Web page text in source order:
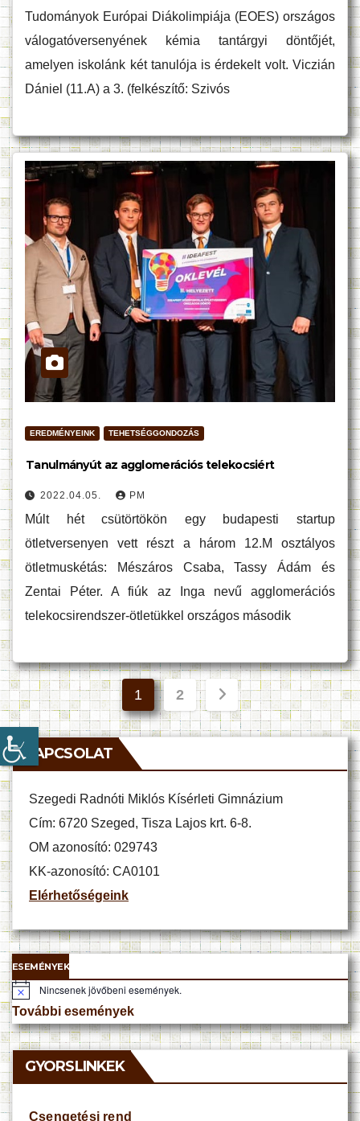
Tudományok Európai Diákolimpiája (EOES) országos
válogatóversenyének kémia tantárgyi döntőjét,
amelyen iskolánk két tanulója is érdekelt volt. Viczián
Dániel (11.A) a 3. (felkészítő: Szivós
EREDMÉNYEINK TEHETSÉGGONDOZÁS
Tanulmányút az agglomerációs telekocsiért
2022.04.05. PM
Múlt hét csütörtökön egy budapesti startup
ötletversenyen vett részt a három 12.M osztályos
ötletmuskétás: Mészáros Csaba, Tassy Ádám és
Zentai Péter. A fiúk az Inga nevű agglomerációs
telekocsirendszer-ötletükkel országos második
Bejegyzések
lapozása
1 2
KAPCSOLAT
Szegedi Radnóti Miklós Kísérleti Gimnázium
Cím: 6720 Szeged, Tisza Lajos krt. 6-8.
OM azonosító: 029743
KK-azonosító: CA0101
Elérhetőségeink
ESEMÉNYEK
N
o
t
i
c
e
Nincsenek jövőbeni események.
További események
GYORSLINKEK
Csengetési rend